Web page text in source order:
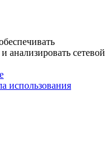
анализировать сетевой
использования